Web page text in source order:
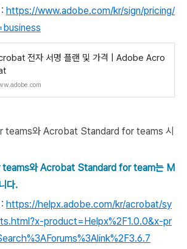
https://www.adobe.com/kr/sign/pricing/
전자 서명 플랜 및 가격 | Adobe Acro
teams와 Acrobat Standard for teams 시
와 Acrobat Standard for team는 M
다.
https://helpx.adobe.com/kr/acrobat/sy
product=Helpx%2F1.0.0&x-pr